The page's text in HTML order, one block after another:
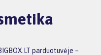
parduotuvėje –